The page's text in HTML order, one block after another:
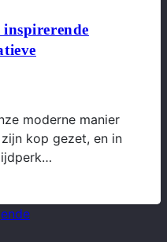
moderne manier
kop gezet, en in